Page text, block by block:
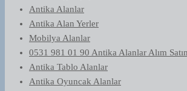
Antika Alanlar
Antika Alan Yerler
Mobilya Alanlar
0531 981 01 90 Antika Alanlar Alım
Antika Tablo Alanlar
Antika Oyuncak Alanlar